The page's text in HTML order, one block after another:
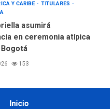
Y CARIBE
TITULARES
asumirá
en ceremonia atípica
153
Inicio